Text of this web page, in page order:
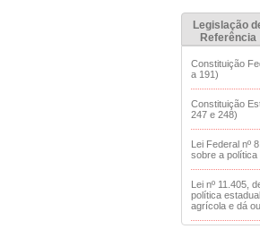
Legislação
Referência
Constituição
a 191)
Constituição
247 e 248)
Lei Federal nº
sobre a política
Lei nº 11.405,
política
agrícola e dá